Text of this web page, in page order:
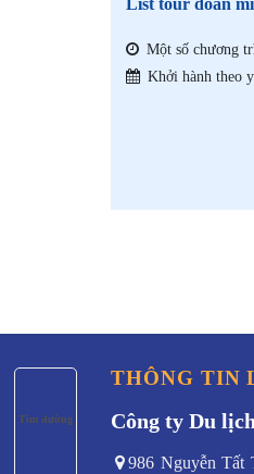
List tour đoàn
Một số chương
Khởi hành theo
THÔNG TIN
Công ty Du
986 Nguyễn Tất
Tìm đường